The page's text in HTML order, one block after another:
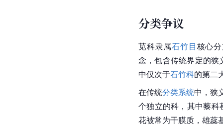
分类争议
苋科隶属石竹目 核心
念，包含传统界定的狭
中仅次于石竹科的第二
在传统分类系统中，狭
个独立的科，其中藜科
花被常为干膜质，雄蕊